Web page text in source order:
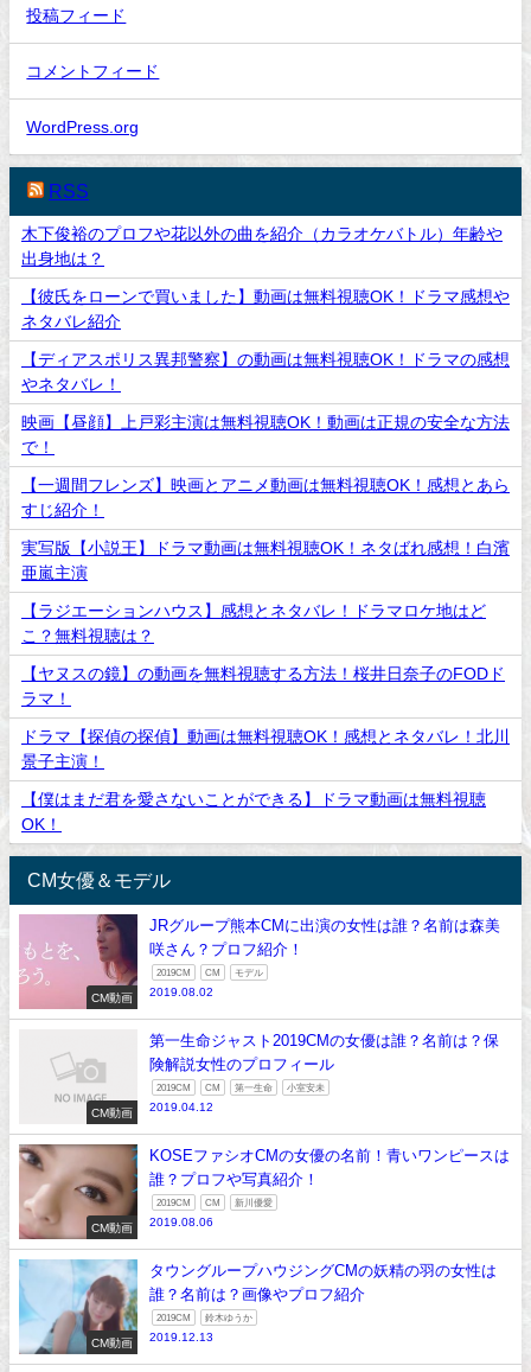
投稿フィード
コメントフィード
WordPress.org
RSS
木下俊裕のプロフや花以外の曲を紹介（カラオケバトル）年齢や
出身地は？
【彼氏をローンで買いました】動画は無料視聴OK！ドラマ感想や
ネタバレ紹介
【ディアスポリス異邦警察】の動画は無料視聴OK！ドラマの感想
やネタバレ！
映画【昼顔】上戸彩主演は無料視聴OK！動画は正規の安全な方法
で！
【一週間フレンズ】映画とアニメ動画は無料視聴OK！感想とあら
すじ紹介！
実写版【小説王】ドラマ動画は無料視聴OK！ネタばれ感想！白濱
亜嵐主演
【ラジエーションハウス】感想とネタバレ！ドラマロケ地はど
こ？無料視聴は？
【ヤヌスの鏡】の動画を無料視聴する方法！桜井日奈子のFODド
ラマ！
ドラマ【探偵の探偵】動画は無料視聴OK！感想とネタバレ！北川
景子主演！
【僕はまだ君を愛さないことができる】ドラマ動画は無料視聴
OK！
CM女優＆モデル
CM動画
JRグループ熊本CMに出演の女性は誰？名前は森美
咲さん？プロフ紹介！
2019CM CM モデル
2019.08.02
CM動画
第一生命ジャスト2019CMの女優は誰？名前は？保
険解説女性のプロフィール
2019CM CM 第一生命 小室安未
2019.04.12
CM動画
KOSEファシオCMの女優の名前！青いワンピースは
誰？プロフや写真紹介！
2019CM CM 新川優愛
2019.08.06
CM動画
タウングループハウジングCMの妖精の羽の女性は
誰？名前は？画像やプロフ紹介
2019CM 鈴木ゆうか
2019.12.13